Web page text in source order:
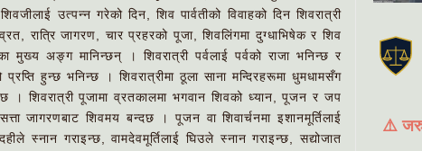
उत्पन्न गरेको दिन, शिव पार्वतीको विवाहको दिन शिवरात्री
रात्रि जागरण, चार प्रहरको पूजा, शिवलिंगमा दुग्धाभिषेक र शिव
मुख्य अङ्ग मानिन्छन् । शिवरात्री पर्वलाई पर्वको राजा भनिन्छ र
प्रप्ति हुन्छ भनिन्छ । शिवरात्रीमा ठूला साना मन्दिरहरूमा धुमधामसँग
छ । शिवरात्री पूजामा व्रतकालमा भगवान शिवको ध्यान, पूजन र जप
जागरणबाट शिवमय बन्दछ । पूजन वा शिवार्चनमा इशानमूर्तिलाई
स्नान गराइन्छ, वामदेवमूर्तिलाई घिउले स्नान गराइन्छ, सद्योजात
⚠️